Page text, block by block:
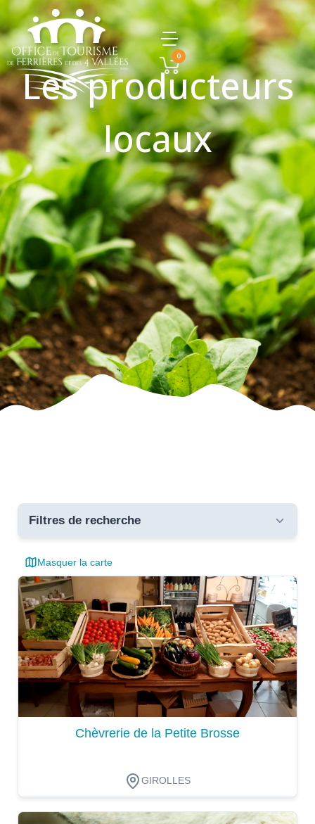
0
Les producteurs
locaux
Filtres de recherche
Toutes les communes
critères
Masquer la carte
Chèvrerie de la Petite Brosse
GIROLLES